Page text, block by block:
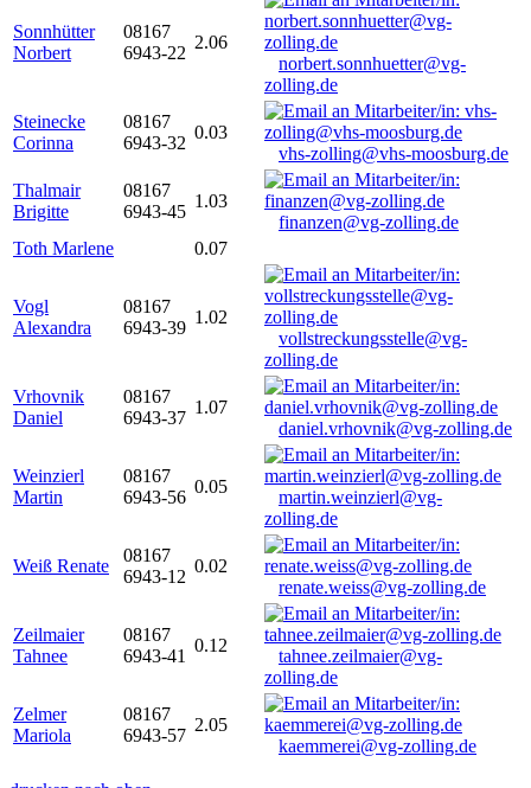
Sonnhütter
Norbert
08167
6943-22
2.06
norbert.sonnhuetter@vg-
zolling.de
Steinecke
Corinna
08167
6943-32
0.03
vhs-zolling@vhs-moosburg.de
Thalmair
Brigitte
08167
6943-45
1.03
finanzen@vg-zolling.de
Toth Marlene
0.07
Vogl
Alexandra
08167
6943-39
1.02
vollstreckungsstelle@vg-
zolling.de
Vrhovnik
Daniel
08167
6943-37
1.07
daniel.vrhovnik@vg-zolling.de
Weinzierl
Martin
08167
6943-56
0.05
martin.weinzierl@vg-
zolling.de
Weiß Renate
08167
6943-12
0.02
renate.weiss@vg-zolling.de
Zeilmaier
Tahnee
08167
6943-41
0.12
tahnee.zeilmaier@vg-
zolling.de
Zelmer
Mariola
08167
6943-57
2.05
kaemmerei@vg-zolling.de